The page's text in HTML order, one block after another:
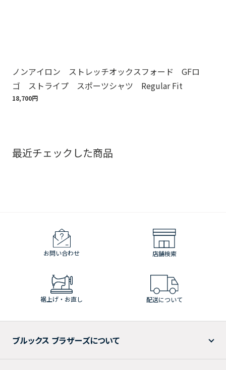
ノンアイロン ストレッチオックスフォード GFロ
ゴ ストライプ スポーツシャツ Regular Fit
18,700円
最近チェックした商品
お問い合わせ 店舗検索
裾上げ・お直し 配送について
ブルックス ブラザーズについて